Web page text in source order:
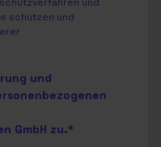
schützen und
und
GmbH zu.*